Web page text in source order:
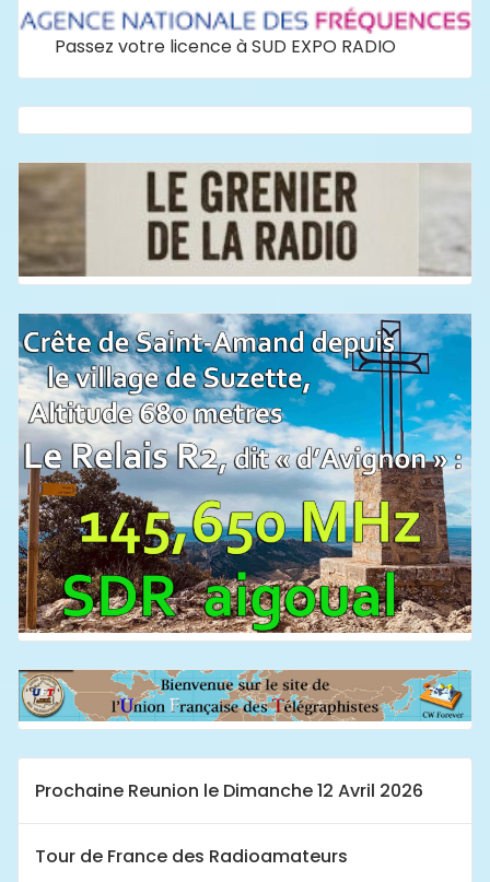
Passez votre licence à SUD EXPO RADIO
Prochaine Reunion le Dimanche 12 Avril 2026
Tour de France des Radioamateurs